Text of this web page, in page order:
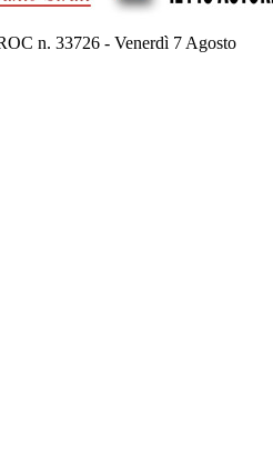
n. 33726 - Venerdì 7 Agosto